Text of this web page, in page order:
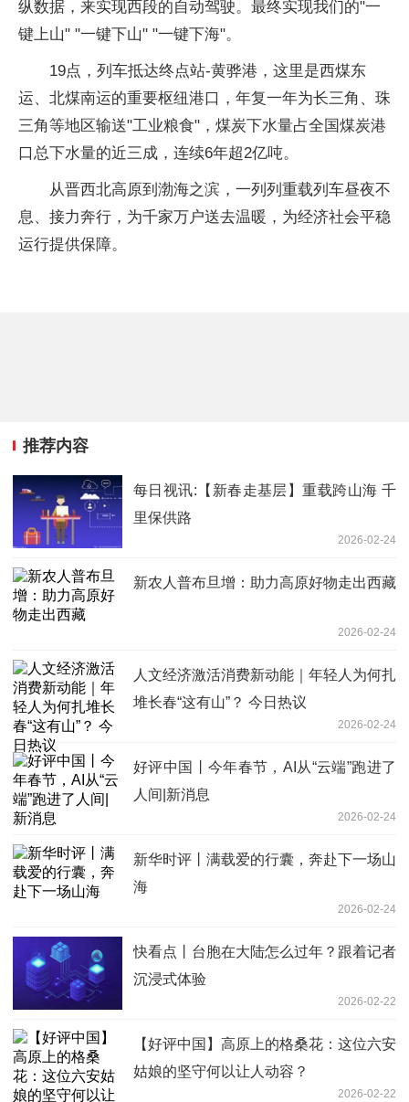
纵数据，来实现西段的自动驾驶。最终实现我们的"一
键上山" "一键下山" "一键下海"。
19点，列车抵达终点站-黄骅港，这里是西煤东
运、北煤南运的重要枢纽港口，年复一年为长三角、珠
三角等地区输送"工业粮食"，煤炭下水量占全国煤炭港
口总下水量的近三成，连续6年超2亿吨。
从晋西北高原到渤海之滨，一列列重载列车昼夜不
息、接力奔行，为千家万户送去温暖，为经济社会平稳
运行提供保障。
推荐内容
每日视讯:【新春走基层】重载跨山海 千
里保供路
2026-02-24
新农人普布旦增：助力高原好物走出西藏
2026-02-24
人文经济激活消费新动能｜年轻人为何扎
堆长春“这有山”？ 今日热议
2026-02-24
好评中国丨今年春节，AI从“云端”跑进了
人间|新消息
2026-02-24
新华时评丨满载爱的行囊，奔赴下一场山
海
2026-02-24
快看点丨台胞在大陆怎么过年？跟着记者
沉浸式体验
2026-02-22
【好评中国】高原上的格桑花：这位六安
姑娘的坚守何以让人动容？
2026-02-22